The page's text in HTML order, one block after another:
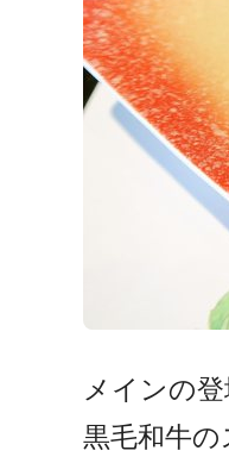
メインの
黒毛和牛の